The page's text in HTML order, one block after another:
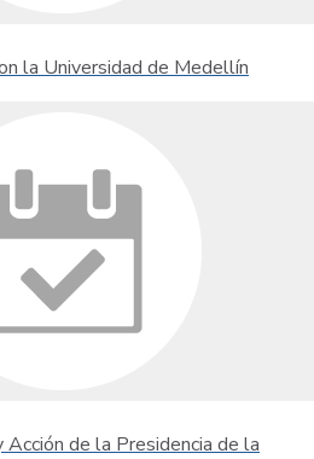
la Universidad de Medellín
Acción de la Presidencia de la